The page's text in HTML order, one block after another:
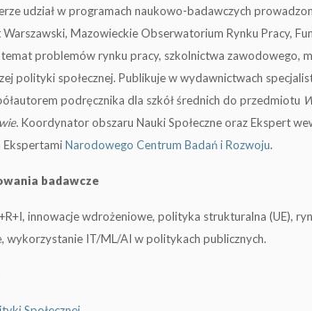
udział w programach naukowo-badawczych
Mazowieckie Obserwatorium Rynku Pracy,
problemów rynku pracy, szkolnictwa zawodowego,
polityki społecznej. Publikuje w wydawnictwach
podręcznika dla szkół średnich do przedmiotu
. Koordynator obszaru Nauki Społeczne oraz Ekspert
EkspertamiNarodowego Centrum Badań i Rozwoju.
badawcze
innowacje wdrożeniowe, polityka strukturalna (UE),
wykorzystanie IT/ML/AI w politykach publicznych.